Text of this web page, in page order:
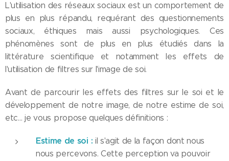
L'utilisation des réseaux sociaux est un comportement de
plus en plus répandu, requérant des questionnements
sociaux, éthiques mais aussi psychologiques. Ces
phénomènes sont de plus en plus étudiés dans la
littérature scientifique et notamment les effets de
l'utilisation de filtres sur l'image de soi.
Avant de parcourir les effets des filtres sur le soi et le
développement de notre image, de notre estime de soi,
etc… je vous propose quelques définitions :
Estime de soi : il s'agit de la façon dont nous
nous percevons. Cette perception va pouvoir